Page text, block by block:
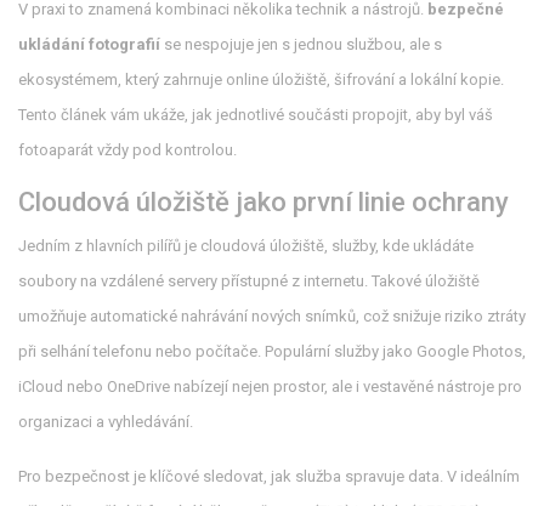
V praxi to znamená kombinaci několika technik a nástrojů. bezpečné
ukládání fotografií se nespojuje jen s jednou službou, ale s
ekosystémem, který zahrnuje online úložiště, šifrování a lokální kopie.
Tento článek vám ukáže, jak jednotlivé součásti propojit, aby byl váš
fotoaparát vždy pod kontrolou.
Cloudová úložiště jako první linie ochrany
Jedním z hlavních pilířů je cloudová úložiště, služby, kde ukládáte
soubory na vzdálené servery přístupné z internetu. Takové úložiště
umožňuje automatické nahrávání nových snímků, což snižuje riziko ztráty
při selhání telefonu nebo počítače. Populární služby jako Google Photos,
iCloud nebo OneDrive nabízejí nejen prostor, ale i vestavěné nástroje pro
organizaci a vyhledávání.
Pro bezpečnost je klíčové sledovat, jak služba spravuje data. V ideálním